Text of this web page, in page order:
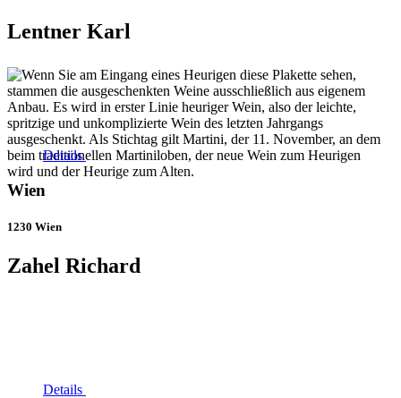
Lentner Karl
Details
Wien
1230 Wien
Zahel Richard
Details